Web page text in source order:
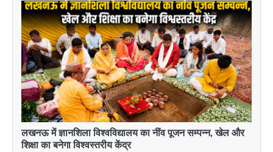
लखनऊ में ज्ञानशिला विश्वविद्यालय का नींव पूजन सम्पन्न, खेल और
शिक्षा का बनेगा विश्वस्तरीय केंद्र